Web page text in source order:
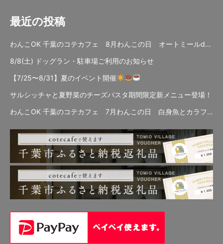
最近の投稿
わんこOK 千葉のコテカフェ 8月わんこの日 オートミールdeローストビーフライス
8/8(土) ドッグラン・駐車場ご利用のお知らせ
【7/25〜8/31】夏のイベント開催
サルシッチャと夏野菜のチーズパスタ期間限定新メニュー登場！
わんこOK 千葉のコテカフェ 7月わんこの日 白身魚とカラフルやさいのオムレツ